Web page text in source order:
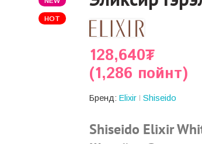
HOT
128,640₮
(1,286 пойнт)
Бренд: Elixir Shiseido
Shiseido Elixir